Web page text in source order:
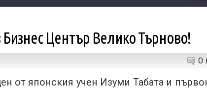
Бизнес Център Велико Търново!
0
от японския учен Изуми Табата и